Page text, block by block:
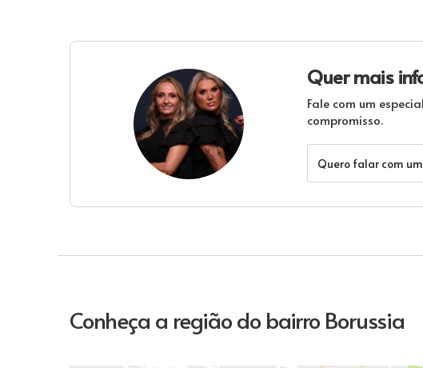
Quer mais
Fale com um
compromisso.
Quero falar com
Conheça a região do bairro Borussia